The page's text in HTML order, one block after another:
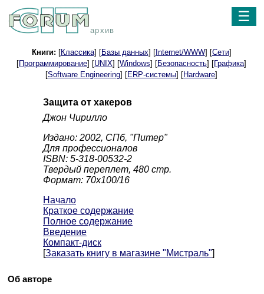
архив
☰
Книги: [Классика] [Базы данных] [Internet/WWW] [Сети]
[Программирование] [UNIX] [Windows] [Безопасность] [Графика]
[Software Engineering] [ERP-системы] [Hardware]
Защита от хакеров
Джон Чирилло
Издано: 2002, СПб, "Питер"
Для профессионалов
ISBN: 5-318-00532-2
Твердый переплет, 480 стр.
Формат: 70x100/16
Начало
Краткое содержание
Полное содержание
Введение
Компакт-диск
[Заказать книгу в магазине "Мистраль"]
Об авторе